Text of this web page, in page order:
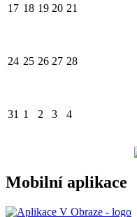
17 18 19 20 21
24 25 26 27 28
31 1 2 3 4
Mobilní aplikace